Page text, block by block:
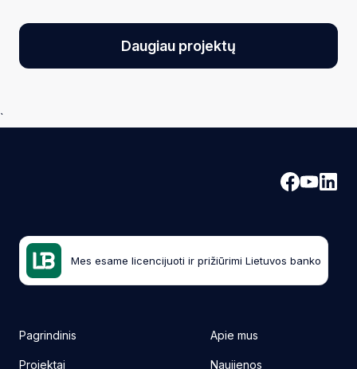
Daugiau projektų
`
Mes esame licencijuoti ir prižiūrimi Lietuvos banko
Pagrindinis
Projektai
Apie mus
Naujienos